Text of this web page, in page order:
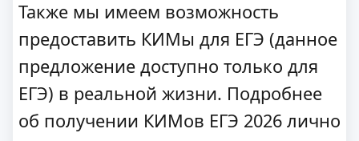
Также мы имеем возможность
предоставить КИМы для ЕГЭ (данное
предложение доступно только для
ЕГЭ) в реальной жизни. Подробнее
об получении КИМов ЕГЭ 2026 лично